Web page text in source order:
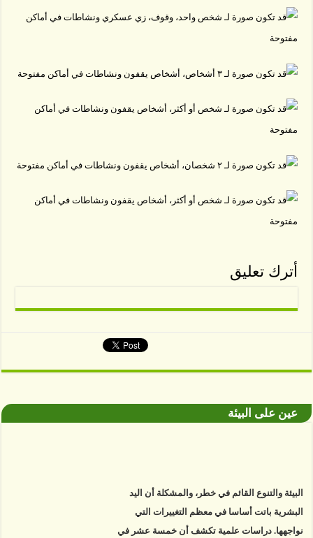
أترك تعليق
عين على البيئة
البيئة والتنوع القائم في خطر، والمشكلة أن اليد
البشرية باتت أساسا في معظم التغييرات التي
نواجهها. دراسات علمية تكشف أن خمسة عشر في